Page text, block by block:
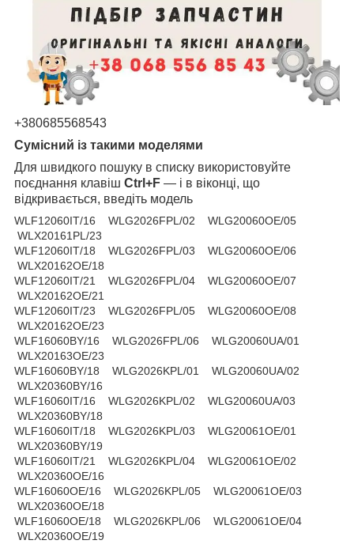
+380685568543
Сумісний із такими моделями
Для швидкого пошуку в списку використовуйте
поєднання клавіш Ctrl+F — і в віконці, що
відкривається, введіть модель
WLF12060IT/16 WLG2026FPL/02 WLG20060OE/05
WLX20161PL/23
WLF12060IT/18 WLG2026FPL/03 WLG20060OE/06
WLX20162OE/18
WLF12060IT/21 WLG2026FPL/04 WLG20060OE/07
WLX20162OE/21
WLF12060IT/23 WLG2026FPL/05 WLG20060OE/08
WLX20162OE/23
WLF16060BY/16 WLG2026FPL/06 WLG20060UA/01
WLX20163OE/23
WLF16060BY/18 WLG2026KPL/01 WLG20060UA/02
WLX20360BY/16
WLF16060IT/16 WLG2026KPL/02 WLG20060UA/03
WLX20360BY/18
WLF16060IT/18 WLG2026KPL/03 WLG20061OE/01
WLX20360BY/19
WLF16060IT/21 WLG2026KPL/04 WLG20061OE/02
WLX20360OE/16
WLF16060OE/16 WLG2026KPL/05 WLG20061OE/03
WLX20360OE/18
WLF16060OE/18 WLG2026KPL/06 WLG20061OE/04
WLX20360OE/19